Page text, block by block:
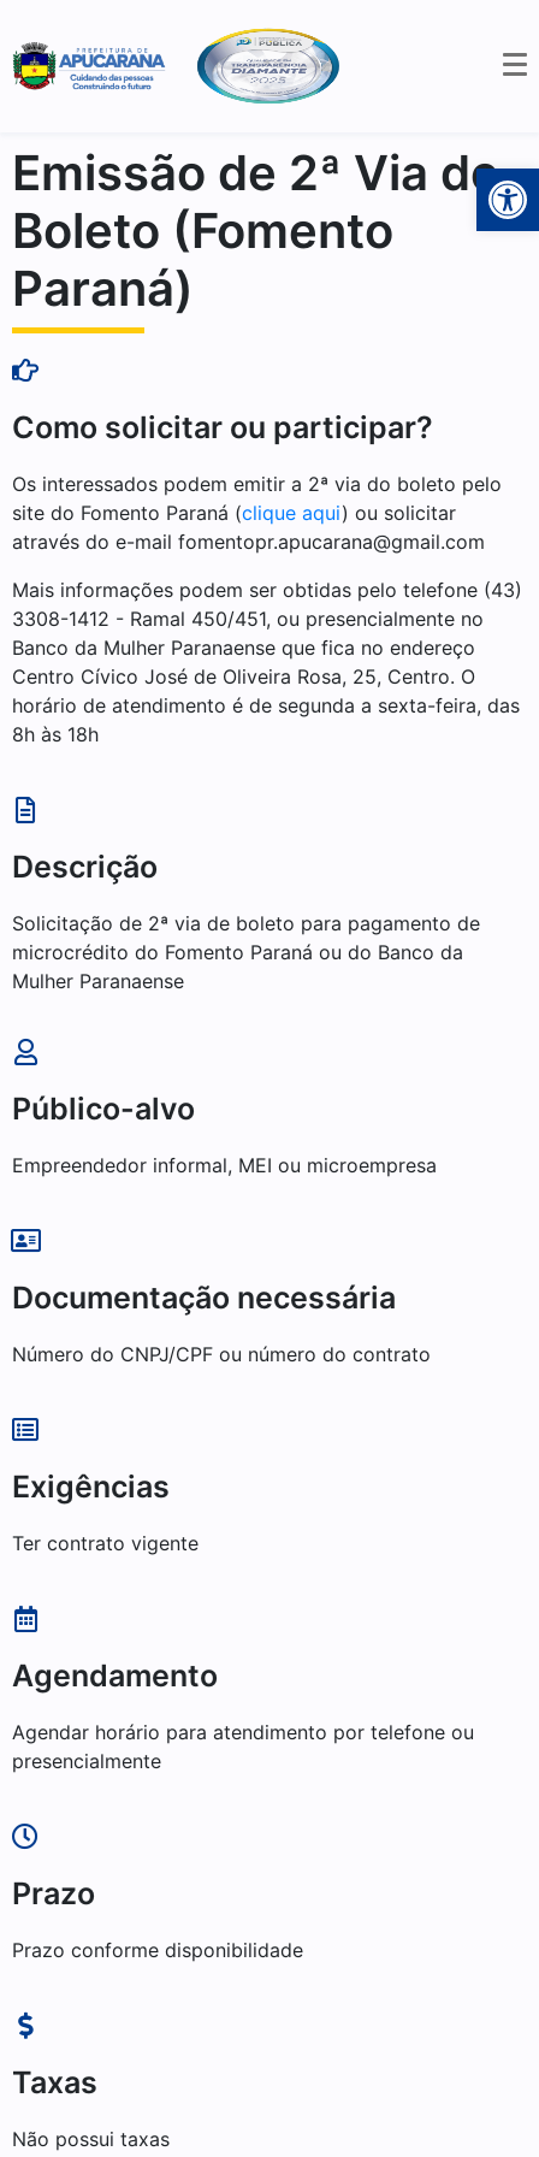
Emissão de 2ª Via de
Boleto (Fomento
Paraná)
Como solicitar ou participar?
Os interessados podem emitir a 2ª via do boleto pelo
site do Fomento Paraná (clique aqui) ou solicitar
através do e-mail fomentopr.apucarana@gmail.com
Mais informações podem ser obtidas pelo telefone (43)
3308-1412 - Ramal 450/451, ou presencialmente no
Banco da Mulher Paranaense que fica no endereço
Centro Cívico José de Oliveira Rosa, 25, Centro. O
horário de atendimento é de segunda a sexta-feira, das
8h às 18h
Descrição
Solicitação de 2ª via de boleto para pagamento de
microcrédito do Fomento Paraná ou do Banco da
Mulher Paranaense
Público-alvo
Empreendedor informal, MEI ou microempresa
Documentação necessária
Número do CNPJ/CPF ou número do contrato
Exigências
Ter contrato vigente
Agendamento
Agendar horário para atendimento por telefone ou
presencialmente
Prazo
Prazo conforme disponibilidade
Taxas
Não possui taxas